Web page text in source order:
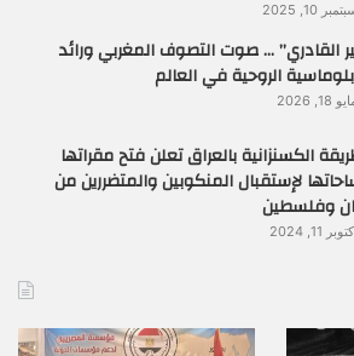
10, 2025
القادري” … صوت التصوف المغربي ورائد
الروحية في العالم
18, 2026
الكسنزانية بالعراق تعلن فتح مقراتها
لإستقبال المنكوبين والمتضررين من
وفلسطين
11, 2024